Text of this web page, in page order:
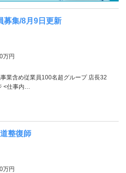
募集/8月9日更新
万円
業含め従業員100名超グループ 店長32
<仕事内…
整復師
万円